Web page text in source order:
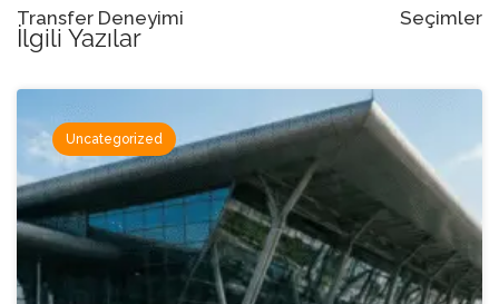
Transfer Deneyimi
Seçimler
İlgili Yazılar
Uncategorized